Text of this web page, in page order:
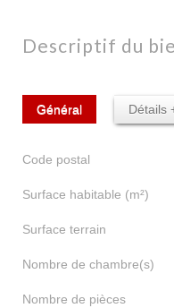
descriptif du
Général Détails
Code postal
Surface habitable (m²)
surface terrain
Nombre de chambre(s)
Nombre de pièces